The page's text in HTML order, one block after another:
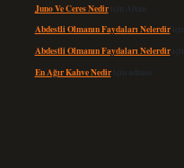
Juno Ve Ceres Nediriçin Altan
Abdestli Olmanın Faydaları Nelerdiriçin
Abdestli Olmanın Faydaları Nelerdiriçin
En Ağır Kahve Nediriçin admin